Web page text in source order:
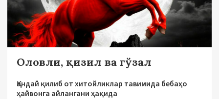
Оловли, қизил ва гўзал
Қандай қилиб от хитойликлар тавимида бебаҳо
ҳайвонга айлангани ҳақида